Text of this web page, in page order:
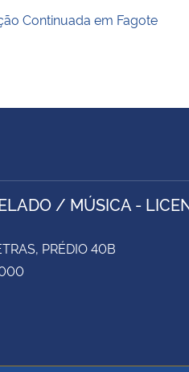
Continuada em Fagote
/ MÚSICA -
PRÉDIO 40B